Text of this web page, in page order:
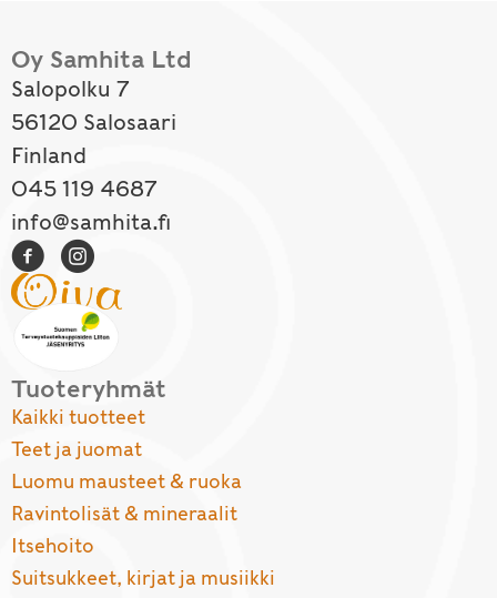
Oy Samhita Ltd
Salopolku 7
56120 Salosaari
Finland
045 119 4687
info@samhita.fi
Tuoteryhmät
Kaikki tuotteet
Teet ja juomat
Luomu mausteet & ruoka
Ravintolisät & mineraalit
Itsehoito
Suitsukkeet, kirjat ja musiikki